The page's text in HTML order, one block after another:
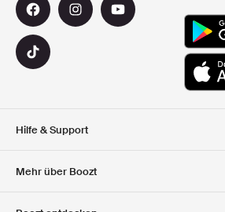
Hilfe & Support
Mehr über Boozt